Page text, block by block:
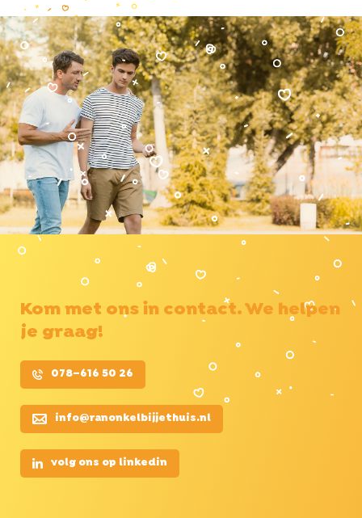
Kom met ons in contact. We helpen
je graag!
078–616 50 26
info@ranonkelbijjethuis.nl
volg ons op linkedin